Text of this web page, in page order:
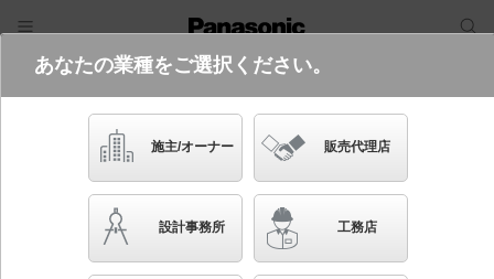
電気・建築設備（ビジネス）
フリーワード
品番・キーワード
FYY76250 LA9
あなたの業種をご選択ください。
施主/オーナー 販売代理店
設計事務所 工務店